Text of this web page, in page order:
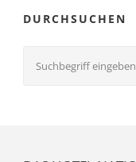
DURCHSUCHEN